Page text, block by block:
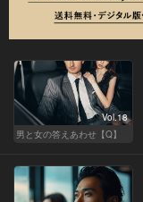
Vol.18
男と女の答えあわせ【Q】